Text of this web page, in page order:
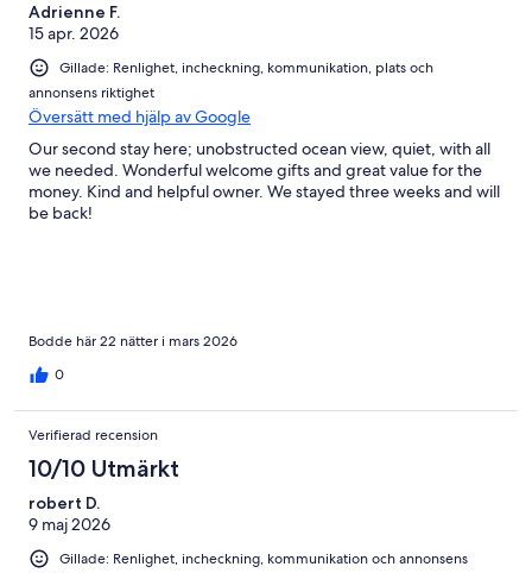
Adrienne F.
15 apr. 2026
Gillade: Renlighet, incheckning, kommunikation, plats och
annonsens riktighet
Översätt med hjälp av Google
Our second stay here; unobstructed ocean view, quiet, with all
we needed. Wonderful welcome gifts and great value for the
money. Kind and helpful owner. We stayed three weeks and will
be back!
Bodde här 22 nätter i mars 2026
0
Verifierad recension
10/10 Utmärkt
robert D.
9 maj 2026
Gillade: Renlighet, incheckning, kommunikation och annonsens